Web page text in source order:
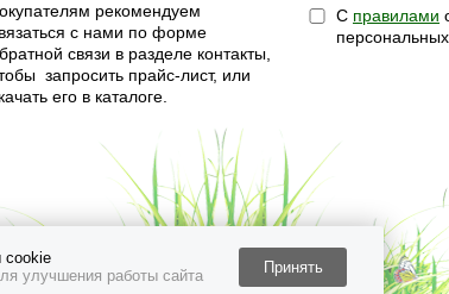
улучшения работы сайта
Принять
рекомендуем
с нами по форме
связи в разделе контакты,
запросить прайс-лист, или
его в каталоге.
С правилами